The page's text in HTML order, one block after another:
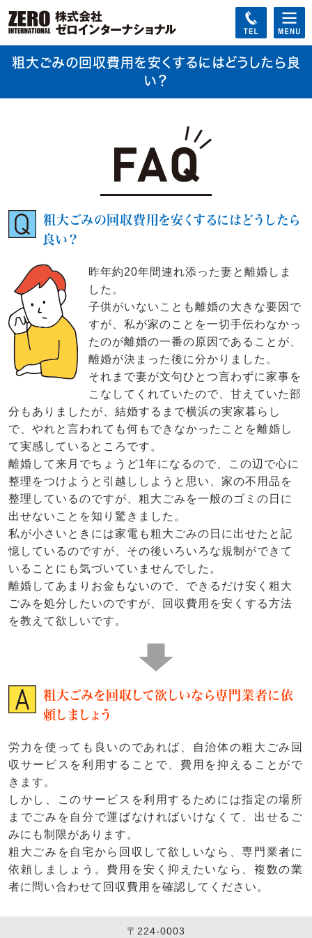
粗大ごみの回収費用を安くするにはどうしたら良
い？
粗大ごみの回収費用を安くするにはどうしたら
良い？
昨年約20年間連れ添った妻と離婚しま
した。
子供がいないことも離婚の大きな要因で
すが、私が家のことを一切手伝わなかっ
たのが離婚の一番の原因であることが、
離婚が決まった後に分かりました。
それまで妻が文句ひとつ言わずに家事を
こなしてくれていたので、甘えていた部
分もありましたが、結婚するまで横浜の実家暮らし
で、やれと言われても何もできなかったことを離婚し
て実感しているところです。
離婚して来月でちょうど1年になるので、この辺で心に
整理をつけようと引越ししようと思い、家の不用品を
整理しているのですが、粗大ごみを一般のゴミの日に
出せないことを知り驚きました。
私が小さいときには家電も粗大ごみの日に出せたと記
憶しているのですが、その後いろいろな規制ができて
いることにも気づいていませんでした。
離婚してあまりお金もないので、できるだけ安く粗大
ごみを処分したいのですが、回収費用を安くする方法
を教えて欲しいです。
粗大ごみを回収して欲しいなら専門業者に依
頼しましょう
労力を使っても良いのであれば、自治体の粗大ごみ回
収サービスを利用することで、費用を抑えることがで
きます。
しかし、このサービスを利用するためには指定の場所
までごみを自分で運ばなければいけなくて、出せるご
みにも制限があります。
粗大ごみを自宅から回収して欲しいなら、専門業者に
依頼しましょう。費用を安く抑えたいなら、複数の業
者に問い合わせて回収費用を確認してください。
〒224-0003